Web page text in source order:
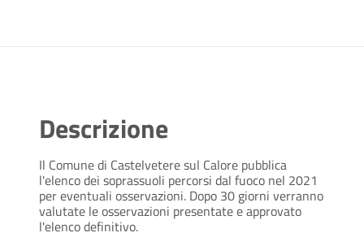
Descrizione
Il Comune di Castelvetere sul Calore pubblica
l'elenco dei soprassuoli percorsi dal fuoco nel 2021
per eventuali osservazioni. Dopo 30 giorni verranno
valutate le osservazioni presentate e approvato
l'elenco definitivo.